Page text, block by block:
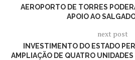
AEROPORTO DE TORRES
APOIO AO
next post
INVESTIMENTO DO ESTADO
AMPLIAÇÃO DE QUATRO